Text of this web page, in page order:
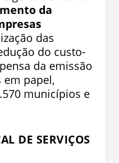
da
das
do custo-
da emissão
em papel,
municípios e
DE SERVIÇOS